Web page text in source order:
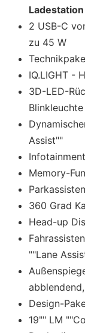
Ladestation
2 USB-C
zu 45 W
IQ.LIGHT -
3D-LED-
Blinkleuchte
Assist""
Memory-
360 Grad
Head-up
""Lane
Design-
19"" LM